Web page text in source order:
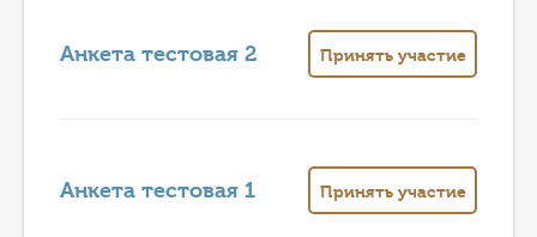
ТАРИФЫ
КАТАЛОГ УСЛУГ
Анкета тестовая 2 Принять участие
Анкета тестовая 1 Принять участие